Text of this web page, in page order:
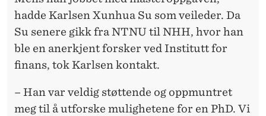
hadde Karlsen Xunhua Su som veileder. Da
Su senere gikk fra NTNU til NHH, hvor han
ble en anerkjent forsker ved Institutt for
finans, tok Karlsen kontakt.
– Han var veldig støttende og oppmuntret
meg til å utforske mulighetene for en PhD. Vi